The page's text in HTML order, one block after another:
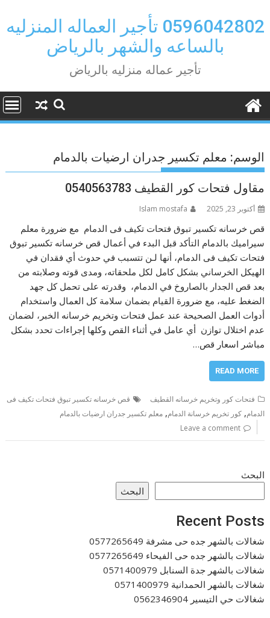
to
content
0596042802 تأجير العماله المنزليه
بالساعه والشهر بالرياض
تأجير عماله منزليه بالرياض
الوسم: معلم تكسير جدران ارضيات بالدمام
مقاول فتحات كور القطيف 0540563783
أكتوبر 23, 2025 Islam mostafa
قص خرسانه تكسير تبوق فتحات تكيف فى الدمام مع ضرورة معلم
سيراميك بالدمام التأكد قبل البدء في أعمال قص خرسانه تكسير تبوق
فتحات تكيف فى الدمام، أنها لـن تتسبب في حدوث أي فقدان في
الهيكل الخرساني بشكل كامل لكل ملحقاته، ومدى قوته وصلابته من
بعد قص الجدار بالصاروخ في الدمام، وقدرته على تحمل كل جهد
الضغط عليه، مع ضرورة القيام بضمان سلامة كل العمال واستخدام
أدوات العمل الصحيحة عند عمل فتحات وتخريم خرسانه الخبر، لضمان
عدم اختلال توازن أي عامل في أثناء القص وكلها إجراءات تحدد بشكل
مباشر اسعار قص…
READ MORE
فتحات كور وتخريم خرسانه القطيف
قص خرسانه تكسير تبوق فتحات تكيف فى
الدمام,كور تخريم خرسانة الدمام,معلم تكسير جدران ارضيات بالدمام
Leave a comment
البحث
البحث
Recent Posts
شغالات بالشهر جده حى مشرفة 0577265649
شغالات بالشهر جده حى الفيحاء 0577265649
شغالات بالشهر جدة السنابل 0571400979
شغالات بالشهر الحمدانية 0571400979
شغالات حي التيسير 0562346904